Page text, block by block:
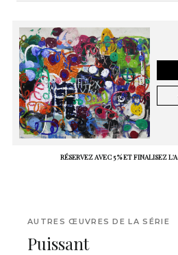
RÉSERVEZ AVEC 5 % ET FINALISEZ
AUTRES ŒUVRES DE LA SÉRIE
Puissant